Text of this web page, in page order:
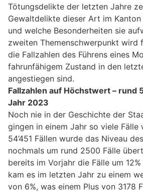
Tötungsdelikte der letzten Jahre
Gewaltdelikte dieser Art im
und welche Besonderheiten sie
zweiten Themenschwerpunkt wird
die Fallzahlen des Führens eines
fahrunfähigem Zustand in den
angestiegen sind.
Fallzahlen auf Höchstwert – rund
Jahr 2023
Noch nie in der Geschichte der
gingen in einem Jahr so viele Fälle
54’451 Fällen wurde das Niveau
nochmals um rund 2500 Fälle
bereits im Vorjahr die Fälle um
kam es im letzten Jahr zu einem
von 6%, was einem Plus von 3178